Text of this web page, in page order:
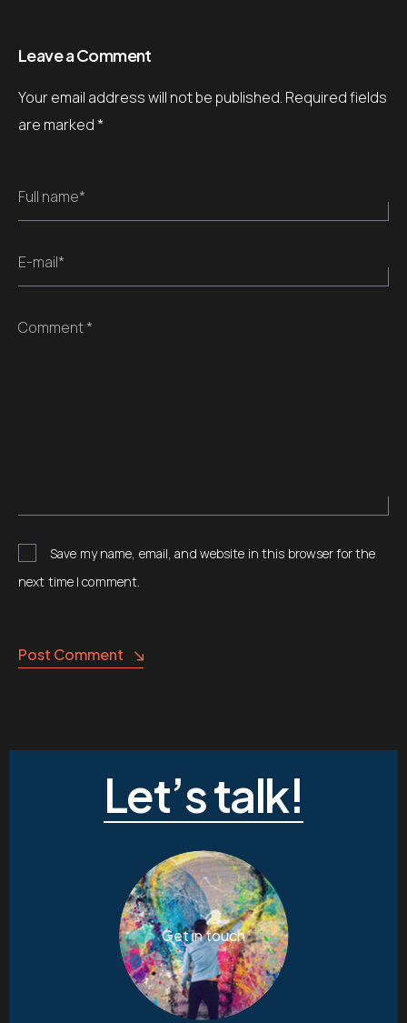
Leave a Comment
Your email address will not be published. Required fields
are marked *
Full name*
E-mail*
Comment *
Save my name, email, and website in this browser for the
next time I comment.
Post Comment
Let’s talk!
Get in touch